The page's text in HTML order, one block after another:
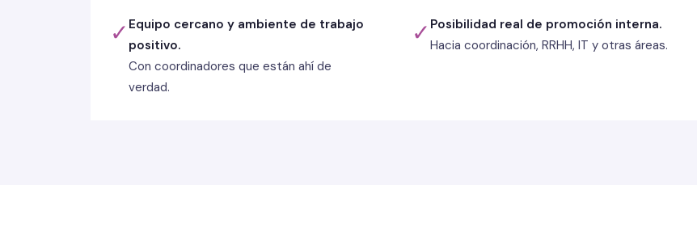
✓ Equipo cercano y ambiente de trabajo
positivo.
Con coordinadores que están ahí de
verdad.
✓Posibilidad real de promoción interna.
Hacia coordinación, RRHH, IT y otras áreas.